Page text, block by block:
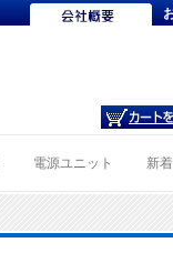
電源ユニット 新